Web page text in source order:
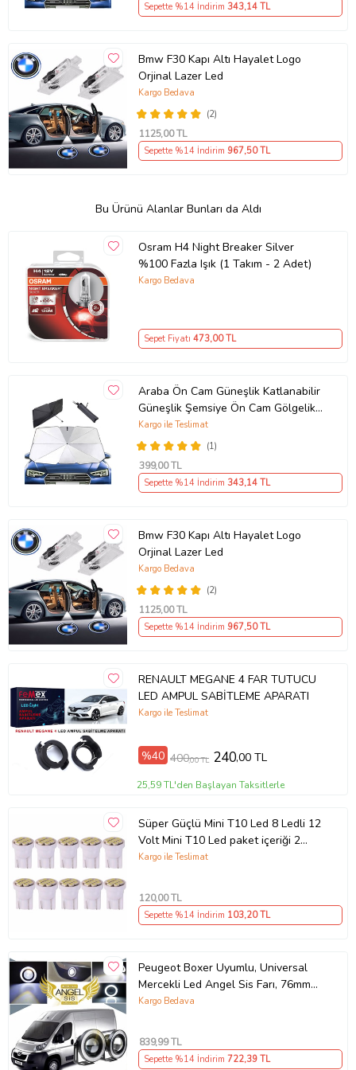
Sepette %14 İndirim 343,14 TL
Bmw F30 Kapı Altı Hayalet Logo
Orjinal Lazer Led
(2)
Kargo Bedava
1125,00 TL
Sepette %14 İndirim 967,50 TL
Bu Ürünü Alanlar Bunları da Aldı
Osram H4 Night Breaker Silver
%100 Fazla Işık (1 Takım - 2 Adet)
Kargo Bedava
Sepet Fiyatı 473,00 TL
Araba Ön Cam Güneşlik Katlanabilir
Güneşlik Şemsiye Ön Cam Gölgelik
ESNEK (Sarı)
(1)
Kargo ile Teslimat
399,00 TL
Sepette %14 İndirim 343,14 TL
Bmw F30 Kapı Altı Hayalet Logo
Orjinal Lazer Led
(2)
Kargo Bedava
1125,00 TL
Sepette %14 İndirim 967,50 TL
RENAULT MEGANE 4 FAR TUTUCU
LED AMPUL SABİTLEME APARATI
Kargo ile Teslimat
%40 400,00 TL 240,00 TL
25,59 TL'den Başlayan Taksitlerle
Süper Güçlü Mini T10 Led 8 Ledli 12
Volt Mini T10 Led paket içeriği 2
ADET (Kırmızı)
Kargo ile Teslimat
120,00 TL
Sepette %14 İndirim 103,20 TL
Peugeot Boxer Uyumlu, Universal
Mercekli Led Angel Sis Farı, 76mm
Beyaz Renk
Kargo Bedava
839,99 TL
Sepette %14 İndirim 722,39 TL